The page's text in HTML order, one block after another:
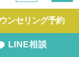
ンセリング予約
LINE相談